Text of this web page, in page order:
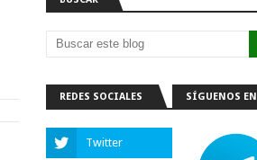
REDES SOCIALES SÍGUENOS EN